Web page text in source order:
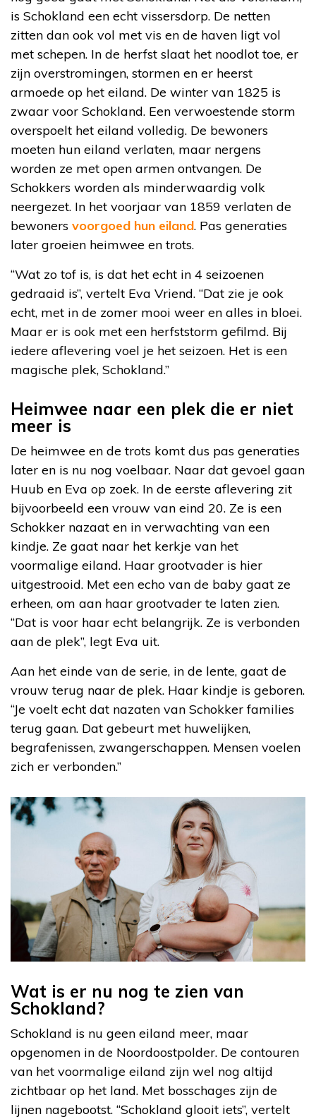
is Schokland een echt vissersdorp. De netten
zitten dan ook vol met vis en de haven ligt vol
met schepen. In de herfst slaat het noodlot toe, er
zijn overstromingen, stormen en er heerst
armoede op het eiland. De winter van 1825 is
zwaar voor Schokland. Een verwoestende storm
overspoelt het eiland volledig. De bewoners
moeten hun eiland verlaten, maar nergens
worden ze met open armen ontvangen. De
Schokkers worden als minderwaardig volk
neergezet. In het voorjaar van 1859 verlaten de
bewoners voorgoed hun eiland. Pas generaties
later groeien heimwee en trots.
“Wat zo tof is, is dat het echt in 4 seizoenen
gedraaid is”, vertelt Eva Vriend. “Dat zie je ook
echt, met in de zomer mooi weer en alles in bloei.
Maar er is ook met een herfststorm gefilmd. Bij
iedere aflevering voel je het seizoen. Het is een
magische plek, Schokland.”
Heimwee naar een plek die er niet
meer is
De heimwee en de trots komt dus pas generaties
later en is nu nog voelbaar. Naar dat gevoel gaan
Huub en Eva op zoek. In de eerste aflevering zit
bijvoorbeeld een vrouw van eind 20. Ze is een
Schokker nazaat en in verwachting van een
kindje. Ze gaat naar het kerkje van het
voormalige eiland. Haar grootvader is hier
uitgestrooid. Met een echo van de baby gaat ze
erheen, om aan haar grootvader te laten zien.
“Dat is voor haar echt belangrijk. Ze is verbonden
aan de plek”, legt Eva uit.
Aan het einde van de serie, in de lente, gaat de
vrouw terug naar de plek. Haar kindje is geboren.
“Je voelt echt dat nazaten van Schokker families
terug gaan. Dat gebeurt met huwelijken,
begrafenissen, zwangerschappen. Mensen voelen
zich er verbonden.”
Wat is er nu nog te zien van
Schokland?
Schokland is nu geen eiland meer, maar
opgenomen in de Noordoostpolder. De contouren
van het voormalige eiland zijn wel nog altijd
zichtbaar op het land. Met bosschages zijn de
lijnen nagebootst. “Schokland glooit iets”, vertelt